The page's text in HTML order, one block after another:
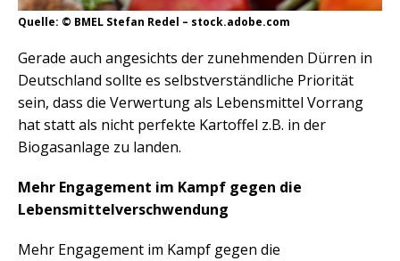
Quelle: © BMEL Stefan Redel – stock.adobe.com
Gerade auch angesichts der zunehmenden Dürren in
Deutschland sollte es selbstverständliche Priorität
sein, dass die Verwertung als Lebensmittel Vorrang
hat statt als nicht perfekte Kartoffel z.B. in der
Biogasanlage zu landen.
Mehr Engagement im Kampf gegen die
Lebensmittelverschwendung
Mehr Engagement im Kampf gegen die